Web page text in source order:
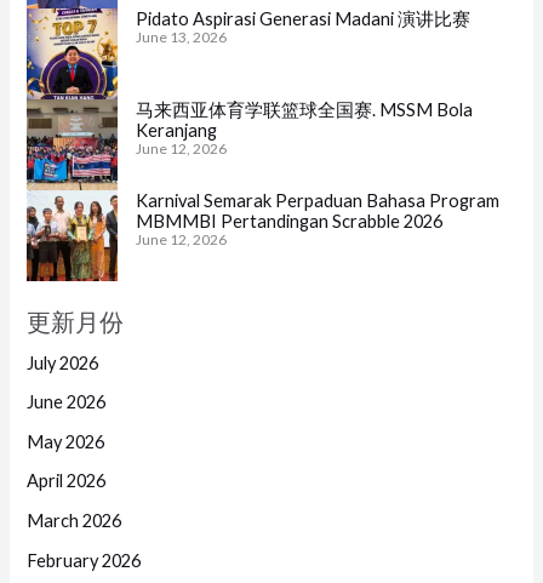
Pidato Aspirasi Generasi Madani 演讲比赛
June 13, 2026
马来西亚体育学联篮球全国赛. MSSM Bola
Keranjang
June 12, 2026
Karnival Semarak Perpaduan Bahasa Program
MBMMBI Pertandingan Scrabble 2026
June 12, 2026
更新月份
July 2026
June 2026
May 2026
April 2026
March 2026
February 2026